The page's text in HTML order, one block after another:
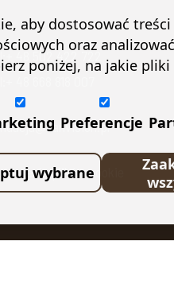
48 502 422 722
plików cookie
aby dostosować
oraz
poniżej, na jakie pliki
Preferencje
wybrane